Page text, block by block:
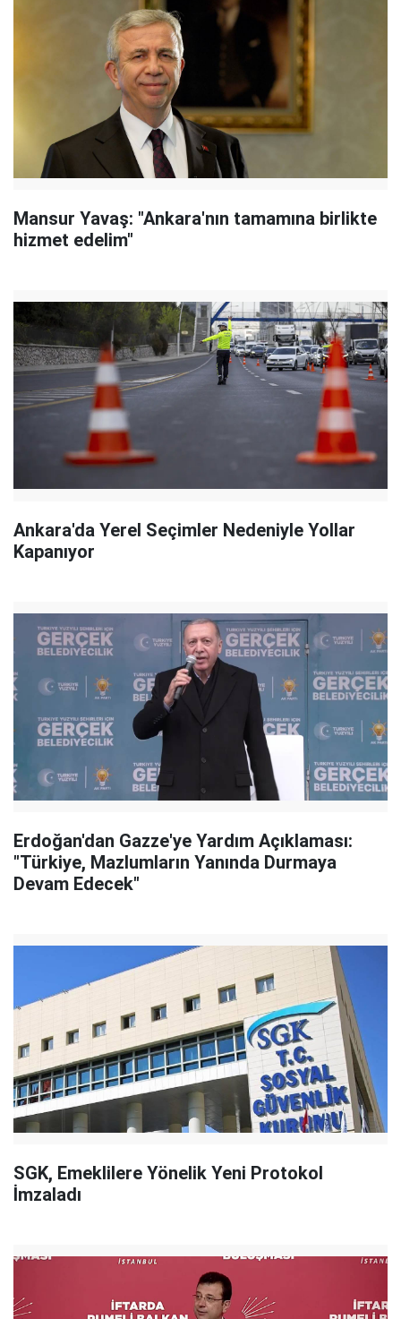
Mansur Yavaş: "Ankara'nın tamamına birlikte
hizmet edelim"
Ankara'da Yerel Seçimler Nedeniyle Yollar
Kapanıyor
Erdoğan'dan Gazze'ye Yardım Açıklaması:
"Türkiye, Mazlumların Yanında Durmaya
Devam Edecek"
SGK, Emeklilere Yönelik Yeni Protokol
İmzaladı